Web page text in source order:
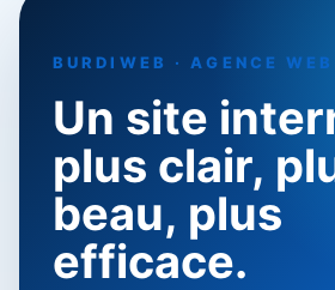
BURDIWEB · AGENCE WEB
Un site
plus clair,
beau, plus
efficace.